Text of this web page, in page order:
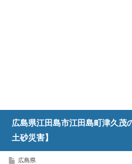
広島県江田島市江田島町津久茂
土砂災害】
広島県